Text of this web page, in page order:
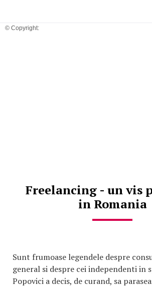
© Copyright:
Freelancing - un vis
in Romania
Sunt frumoase legendele despre
general si despre cei independenti in
Popovici a decis, de curand, sa